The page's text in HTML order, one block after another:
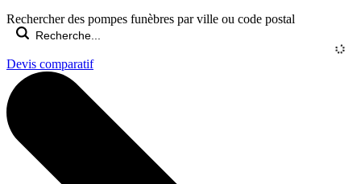
Rechercher des pompes funèbres par ville ou code postal
Devis comparatif